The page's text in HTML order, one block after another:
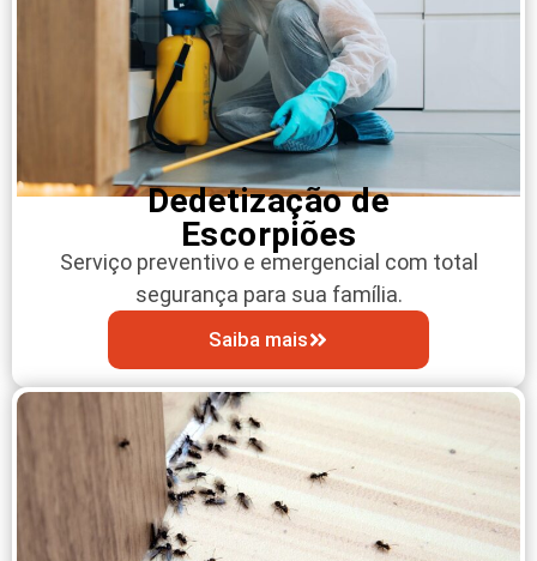
Dedetização de
Escorpiões
Serviço preventivo e emergencial com total
segurança para sua família.
Saiba mais